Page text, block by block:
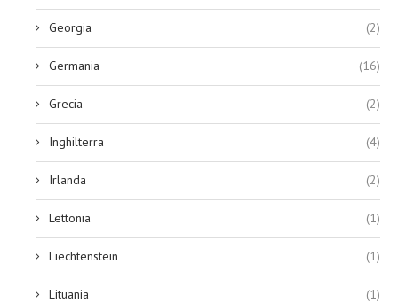
Georgia (2)
Germania (16)
Grecia (2)
Inghilterra (4)
Irlanda (2)
Lettonia (1)
Liechtenstein (1)
Lituania (1)